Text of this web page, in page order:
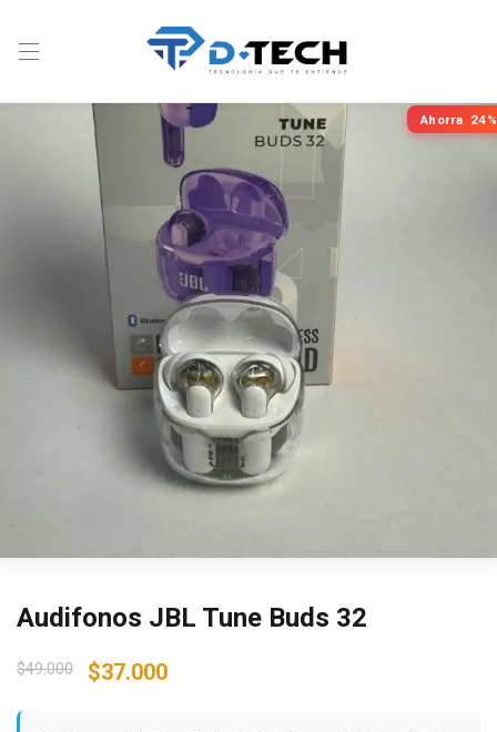
Ahorra 24%
Audifonos JBL Tune Buds 32
$49.000
Original
$37.000Current